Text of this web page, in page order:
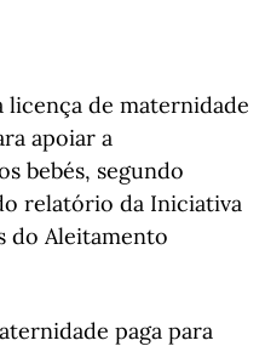
de maternidade
apoiar a
bebés, segundo
relatório da Iniciativa
do Aleitamento
paga para